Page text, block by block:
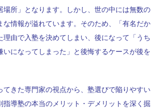
所」となります。しかし、世の中には無数の
情報が溢れています。そのため、「有名だか
由で入塾を決めてしまい、後になって「うち
になってしまった」と後悔するケースが後を
きた専門家の視点から、塾選びで陥りやすい
指導塾の本当のメリット・デメリットを深く掘